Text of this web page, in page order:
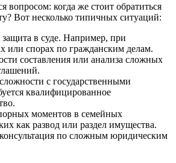
вопросом: когда же стоит обратиться
Вот несколько типичных ситуаций:
защита в суде. Например, при
или спорах по гражданским делам.
составления или анализа сложных
с государственными
квалифицированное
моментов в семейных
как развод или раздел имущества.
консультация по сложным юридическим